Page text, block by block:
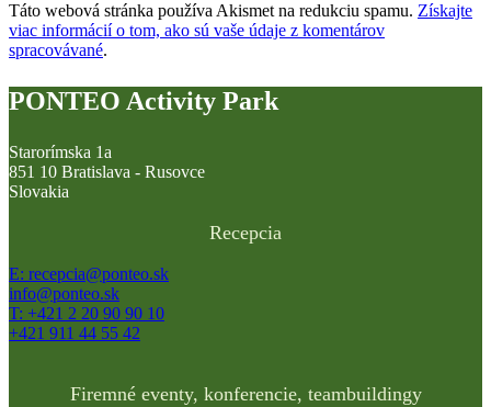
Táto webová stránka používa Akismet na redukciu spamu. Získajte
viac informácií o tom, ako sú vaše údaje z komentárov
spracovávané.
PONTEO Activity Park
Starorímska 1a
851 10 Bratislava - Rusovce
Slovakia
Recepcia
E: recepcia@ponteo.sk
info@ponteo.sk
T: +421 2 20 90 90 10
+421 911 44 55 42
Firemné eventy, konferencie, teambuildingy